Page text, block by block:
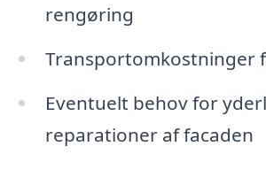
rengøring
Transportomkostninger
Eventuelt behov for
reparationer af facaden